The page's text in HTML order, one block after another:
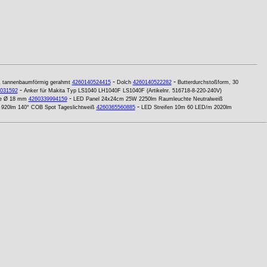
gerahmt 4260140524415- Dolch 4260140522282- Butterdurchstoßform, 30
- Anker für Makita Typ LS1040 LH1040F LS1040F (Artikelnr. 516718-8-220-240V)
Ø 18 mm 4260339994159- LED Panel 24x24cm 25W 2250lm Raumleuchte Neutralweiß
140° COB Spot Tageslichtweiß 4260365560885- LED Streifen 10m 60 LED/m 2020lm